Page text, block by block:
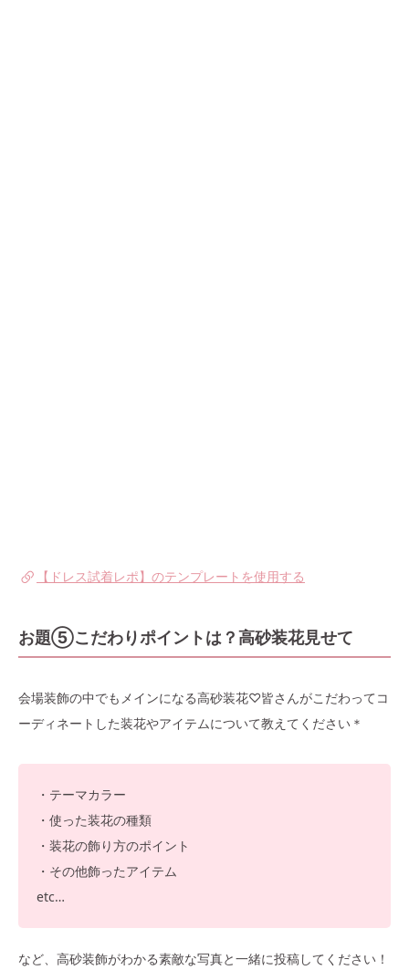
【ドレス試着レポ】のテンプレートを使用する
お題⑤こだわりポイントは？高砂装花見せて
会場装飾の中でもメインになる高砂装花♡皆さんがこだわってコ
ーディネートした装花やアイテムについて教えてください＊
・テーマカラー
・使った装花の種類
・装花の飾り方のポイント
・その他飾ったアイテム
etc…
など、高砂装飾がわかる素敵な写真と一緒に投稿してください！